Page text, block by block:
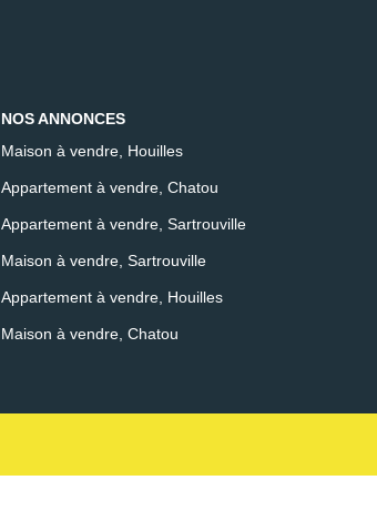
NOS ANNONCES
Maison à vendre, Houilles
Appartement à vendre, Chatou
Appartement à vendre, Sartrouville
Maison à vendre, Sartrouville
Appartement à vendre, Houilles
Maison à vendre, Chatou